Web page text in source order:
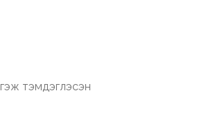
гэж тэмдэглэсэн